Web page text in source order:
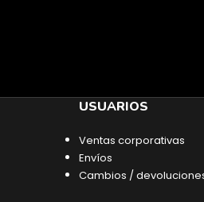
USUARIOS
Ventas corporativas
Envíos
Cambios /